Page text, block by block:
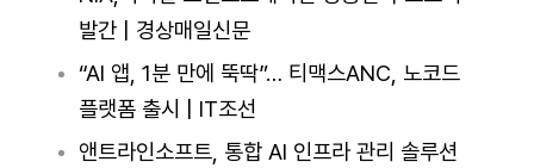
발간 | 경상매일신문
“AI 앱, 1분 만에 뚝딱”… 티맥스ANC, 노코드
플랫폼 출시 | IT조선
앤트라인소프트, 통합 AI 인프라 관리 솔루션